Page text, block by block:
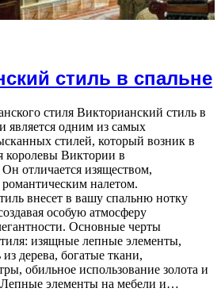
стиль в спальне
стиля Викторианский стиль в
является одним из самых
стилей, который возник в
королевы Виктории в
отличается изяществом,
налетом.
внесет в вашу спальню нотку
особую атмосферу
Основные черты
изящные лепные элементы,
дерева, богатые ткани,
обильное использование золота и
Лепные элементы на мебели и…